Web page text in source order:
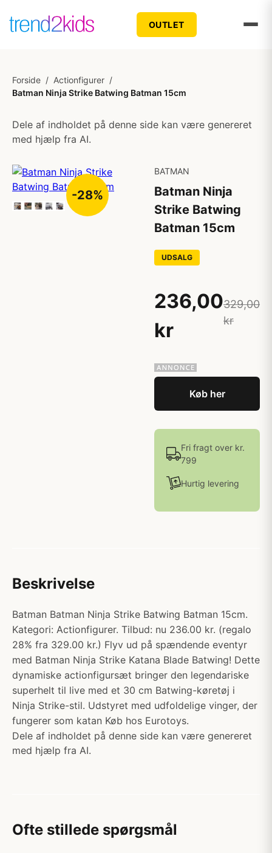
OUTLET
Forside / Actionfigurer /
Batman Ninja Strike Batwing Batman 15cm
Dele af indholdet på denne side kan være genereret
med hjælp fra AI.
-28%
BATMAN
Batman Ninja
Strike Batwing
Batman 15cm
UDSALG
236,00
kr
329,00
kr
Køb her
Fri fragt over kr.
799
Hurtig levering
Beskrivelse
Batman Batman Ninja Strike Batwing Batman 15cm.
Kategori: Actionfigurer. Tilbud: nu 236.00 kr. (regalo
28% fra 329.00 kr.) Flyv ud på spændende eventyr
med Batman Ninja Strike Katana Blade Batwing! Dette
dynamiske actionfigursæt bringer den legendariske
superhelt til live med et 30 cm Batwing-køretøj i
Ninja Strike-stil. Udstyret med udfoldelige vinger, der
fungerer som katan Køb hos Eurotoys.
Dele af indholdet på denne side kan være genereret
med hjælp fra AI.
Ofte stillede spørgsmål